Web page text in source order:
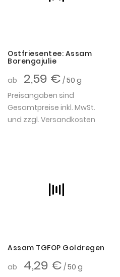
Ostfriesentee: Assam
Borengajulie
ab
2,59 € / 50 g
Preisangaben sind
Gesamtpreise inkl. MwSt.
und zzgl. Versandkosten
Assam TGFOP Goldregen
ab
4,29 € / 50 g